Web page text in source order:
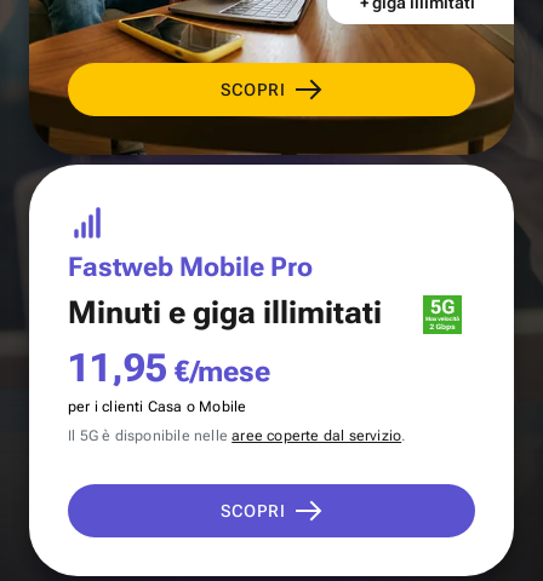
SCOPRI
Fastweb Mobile Pro
Minuti e giga illimitati
11,95 €/mese
per i clienti Casa o Mobile
Il 5G è disponibile nellearee coperte dal servizio.
SCOPRI